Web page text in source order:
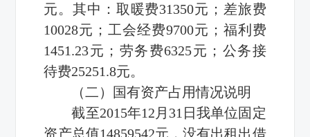
元。其中：取暖费31350元；差旅费
10028元；工会经费9700元；福利费
1451.23元；劳务费6325元；公务接
待费25251.8元。
（二）国有资产占用情况说明
截至2015年12月31日我单位固定
资产总值14859542元，没有出租出借